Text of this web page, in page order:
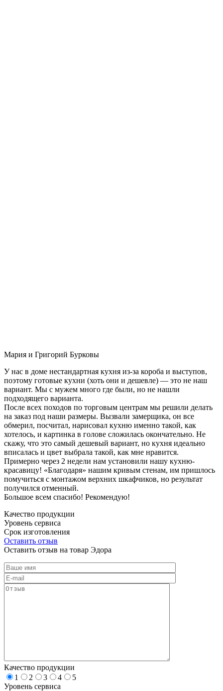
Мария и Григорий Бурковы
У нас в доме нестандартная кухня из-за короба и выступов,
поэтому готовые кухни (хоть они и дешевле) — это не наш
вариант. Мы с мужем много где были, но не нашли
подходящего варианта.
После всех походов по торговым центрам мы решили делать
на заказ под наши размеры. Вызвали замерщика, он все
обмерил, посчитал, нарисовал кухню именно такой, как
хотелось, и картинка в голове сложилась окончательно. Не
скажу, что это самый дешевый вариант, но кухня идеально
вписалась и цвет выбрала такой, как мне нравится.
Примерно через 2 недели нам установили нашу кухню-
красавицу! «Благодаря» нашим кривым стенам, им пришлось
помучиться с монтажом верхних шкафчиков, но результат
получился отменный.
Большое всем спасибо! Рекомендую!
Качество продукции
Уровень сервиса
Срок изготовления
Оставить отзыв
Оставить отзыв на товар Эдора
Качество продукции
1
2 3 4
5
Уровень сервиса